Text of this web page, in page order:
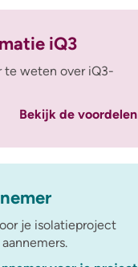
iQ3
te weten over iQ3-
Bekijk de voordelen
je isolatieproject